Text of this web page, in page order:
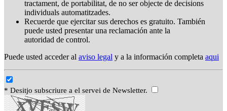
tractament, de portabilitat, de no ser objecte de decisions
individuals automatitzades.
Recuerde que ejercitar sus derechos es gratuito. También
puede usted presentar una reclamación ante la
autoridad de control.
Puede usted acceder al aviso legal y a la información completa aqui
* Desitjo subscriure a el servei de Newsletter.